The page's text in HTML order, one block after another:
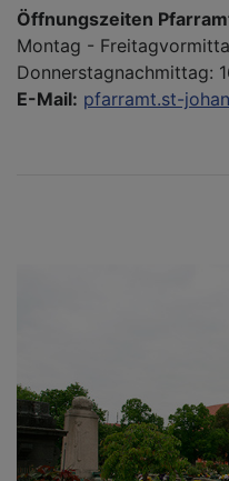
Öffnungszeiten
Montag -
Donnerstagnachmittag:
E-Mail: pfarramt.st-